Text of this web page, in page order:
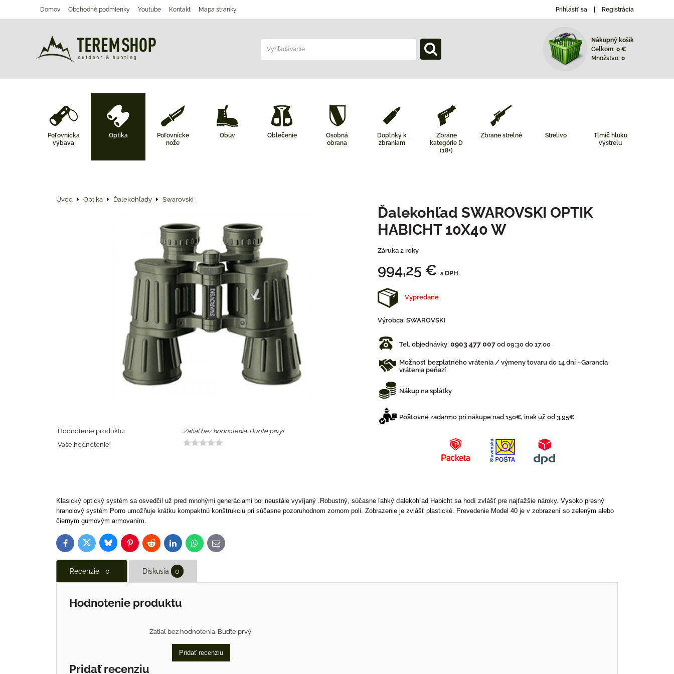
Domov Obchodné podmienky Youtube Kontakt Mapa stránky Prihlásiť sa Registrácia
Nákupný košík
Celkom: 0 €
Množstvo: 0
Poľovnícka
výbava
Optika
Poľovnícke
nože
Obuv Oblečenie
Osobná
obrana
Doplnky k
zbraniam
Zbrane
kategórie D
(18+)
Zbrane strelné Strelivo
Tlmič hluku
výstrelu
Úvod Optika Ďalekohľady Swarovski
Hodnotenie produktu:
Zatiaľ bez hodnotenia. Buďte prvý!
Vaše hodnotenie:
Ďalekohľad SWAROVSKI OPTIK
HABICHT 10X40 W
Záruka 2 roky
994,25 € s DPH
Vypredané
Výrobca: SWAROVSKI
Tel. objednávky: 0903 477 007 od 09:30 do 17:00
Možnosť bezplatného vrátenia / výmeny tovaru do 14 dní - Garancia
vrátenia peňazí
Nákup na splátky
Poštovné zadarmo pri nákupe nad 150€, inak už od 3,95€
Klasický optický systém sa osvedčil už pred mnohými generáciami bol neustále vyvíjaný .Robustný, súčasne ľahký ďalekohľad Habicht sa hodí zvlášť pre najťažšie nároky. Vysoko presný
hranolový systém Porro umožňuje krátku kompaktnú konštrukciu pri súčasne pozoruhodnom zornom poli. Zobrazenie je zvlášť plastické. Prevedenie Model 40 je v zobrazení so zeleným alebo
čiernym gumovým armovaním.
FacebookTwitterBlueskyPinterestReddit LinkedInWhatsApp
E-
mail
Recenzie 0 Diskusia 0
Hodnotenie produktu
Zatiaľ bez hodnotenia. Buďte prvý!
Pridať recenziu
Pridať recenziu